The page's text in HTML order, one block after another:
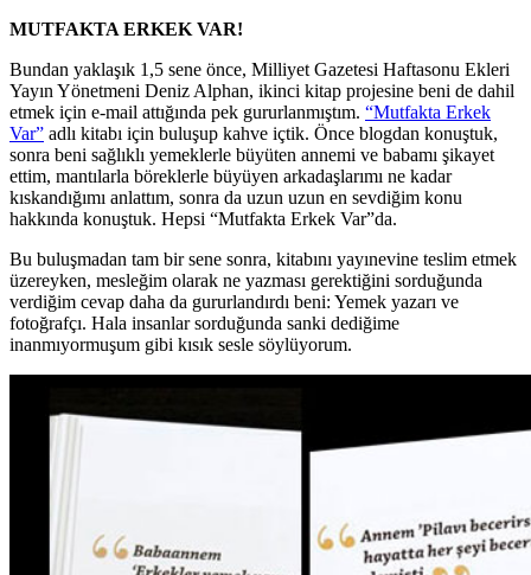
MUTFAKTA ERKEK VAR!
Bundan yaklaşık 1,5 sene önce, Milliyet Gazetesi Haftasonu Ekleri
Yayın Yönetmeni Deniz Alphan, ikinci kitap projesine beni de dahil
etmek için e-mail attığında pek gururlanmıştım. “Mutfakta Erkek
Var” adlı kitabı için buluşup kahve içtik. Önce blogdan konuştuk,
sonra beni sağlıklı yemeklerle büyüten annemi ve babamı şikayet
ettim, mantılarla böreklerle büyüyen arkadaşlarımı ne kadar
kıskandığımı anlattım, sonra da uzun uzun en sevdiğim konu
hakkında konuştuk. Hepsi “Mutfakta Erkek Var”da.
Bu buluşmadan tam bir sene sonra, kitabını yayınevine teslim etmek
üzereyken, mesleğim olarak ne yazması gerektiğini sorduğunda
verdiğim cevap daha da gururlandırdı beni: Yemek yazarı ve
fotoğrafçı. Hala insanlar sorduğunda sanki dediğime
inanmıyormuşum gibi kısık sesle söylüyorum.